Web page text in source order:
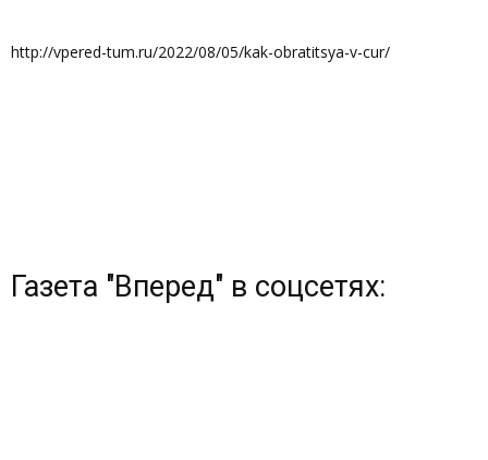
http://vpered-tum.ru/2022/08/05/kak-obratitsya-v-cur/
Газета "Вперед" в соцсетях: